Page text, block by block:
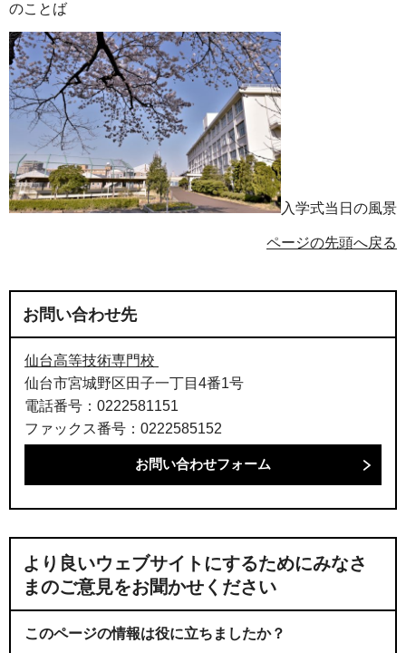
のことば
入学式当日の風景
ページの先頭へ戻る
お問い合わせ先
仙台高等技術専門校
仙台市宮城野区田子一丁目4番1号
電話番号：0222581151
ファックス番号：0222585152
より良いウェブサイトにするためにみなさ
まのご意見をお聞かせください
このページの情報は役に立ちましたか？